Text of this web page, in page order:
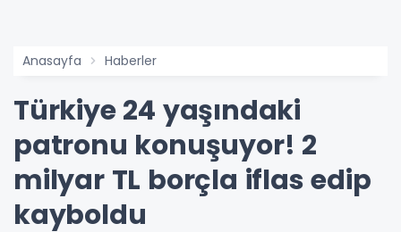
Anasayfa Haberler
Türkiye 24 yaşındaki
patronu konuşuyor! 2
milyar TL borçla iflas edip
kayboldu